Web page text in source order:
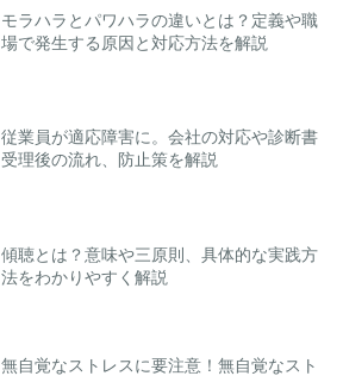
モラハラとパワハラの違いとは？定義や職
場で発生する原因と対応方法を解説
従業員が適応障害に。会社の対応や診断書
受理後の流れ、防止策を解説
傾聴とは？意味や三原則、具体的な実践方
法をわかりやすく解説
無自覚なストレスに要注意！無自覚なスト